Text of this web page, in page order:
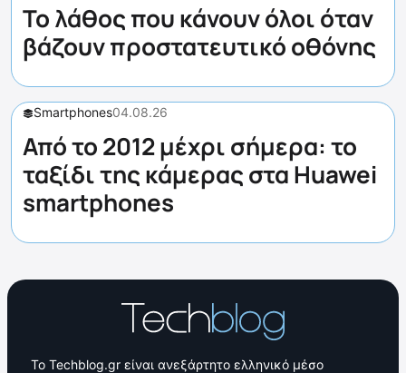
Το λάθος που κάνουν όλοι όταν
βάζουν προστατευτικό οθόνης
Smartphones04.08.26
Από το 2012 μέχρι σήμερα: το
ταξίδι της κάμερας στα Huawei
smartphones
Το Techblog.gr είναι ανεξάρτητο ελληνικό μέσο